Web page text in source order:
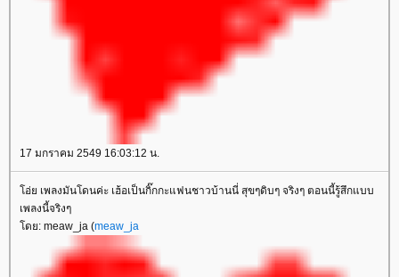
17 มกราคม 2549 16:03:12 น.
อ่ย เพลงมันโดนค่ะ เฮ้อเป็นกิ๊กกะแฟนชาวบ้านนี่ สุขๆดิบๆ จริงๆ ตอนนี้รู้สึกแบบ
เพลงนี้จริงๆ
ดย: meaw_ja (meaw_ja